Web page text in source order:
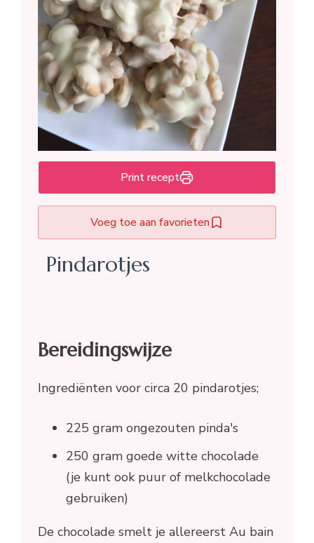
Print recept
Voeg toe aan favorieten
Pindarotjes
Bereidingswijze
Ingrediënten voor circa 20 pindarotjes;
225 gram ongezouten pinda's
250 gram goede witte chocolade
(je kunt ook puur of melkchocolade
gebruiken)
De chocolade smelt je allereerst Au bain